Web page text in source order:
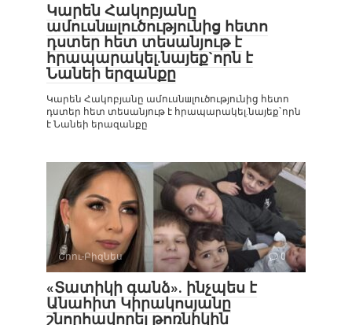
Կարեն Հակոբյանը
ամուսնшլուծությունից հետո
դստեր հետ տեսանյութ է
հրապարակել.նայեք`որն է
Նանեի երզանքը
Կարեն Հակոբյանը ամուսնшլուծությունից հետո
դստեր հետ տեսանյութ է հրապարակել.նայեք`որն
է Նանեի երազանքը
Շոու-Բիզնես 0
«Տատիկի գանձ». ինչպես է
Անահիտ Կիրակոսյանը
շնորհավորել թոռնիկին